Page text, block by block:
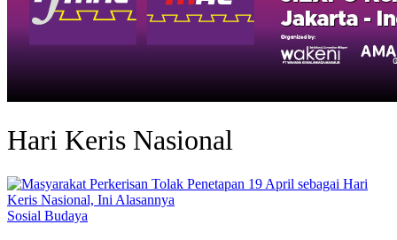
Hari Keris Nasional
Sosial Budaya